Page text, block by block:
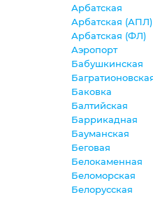
Арбатская
Арбатская (АПЛ)
Арбатская (ФЛ)
Аэропорт
Бабушкинская
Баковка
Балтийская
Баррикадная
Бауманская
Беговая
Белокаменная
Беломорская
Белорусская